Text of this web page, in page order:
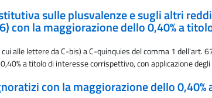
sulle plusvalenze e sugli altri
con la maggiorazione dello 0,40% a
lettere da C-bis) a C-quinquies del comma 1 dell'art.
a titolo di interesse corrispettivo, con applicazione
con la maggiorazione dello